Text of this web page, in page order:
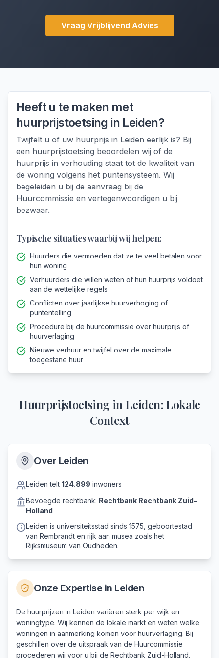
Vraag Vrijblijvend Advies
Heeft u te maken met
huurprijstoetsing in Leiden?
Twijfelt u of uw huurprijs in Leiden eerlijk is? Bij
een huurprijstoetsing beoordelen wij of de
huurprijs in verhouding staat tot de kwaliteit van
de woning volgens het puntensysteem. Wij
begeleiden u bij de aanvraag bij de
Huurcommissie en vertegenwoordigen u bij
bezwaar.
Typische situaties waarbij wij helpen:
Huurders die vermoeden dat ze te veel betalen voor
hun woning
Verhuurders die willen weten of hun huurprijs voldoet
aan de wettelijke regels
Conflicten over jaarlijkse huurverhoging of
puntentelling
Procedure bij de huurcommissie over huurprijs of
huurverlaging
Nieuwe verhuur en twijfel over de maximale
toegestane huur
Huurprijstoetsing in Leiden: Lokale
Context
Over Leiden
Leiden telt 124.899 inwoners
Bevoegde rechtbank: Rechtbank Rechtbank Zuid-
Holland
Leiden is universiteitsstad sinds 1575, geboortestad
van Rembrandt en rijk aan musea zoals het
Rijksmuseum van Oudheden.
Onze Expertise in Leiden
De huurprijzen in Leiden variëren sterk per wijk en
woningtype. Wij kennen de lokale markt en weten welke
woningen in aanmerking komen voor huurverlaging. Bij
geschillen over de uitspraak van de Huurcommissie
procederen wij voor u bij de Rechtbank Zuid-Holland.